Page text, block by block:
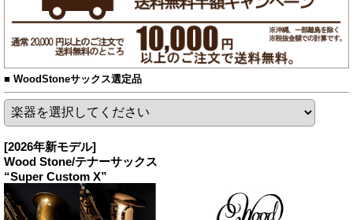
■ WoodStoneサックス選定品
[2026年新モデル]
Wood Stone/テナーサックス
“Super Custom X”